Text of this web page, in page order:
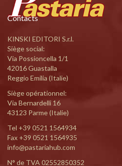
Contacts
KINSKI EDITORI S.r.l.
Siège social:
Via Possioncella 1/1
42016 Guastalla
Reggio Emilia (Italie)
Siège opérationnel:
Via Bernardelli 16
43123 Parme (Italie)
Tel +39 0521 1564934
Fax +39 0521 1564935
info@pastariahub.com
N° de TVA 02552850352